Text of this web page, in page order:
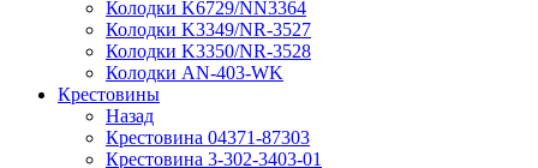
Колодки K6729/NN3364
Колодки K3349/NR-3527
Колодки K3350/NR-3528
Колодки AN-403-WK
Крестовины
Назад
Крестовина 04371-87303
Крестовина 3-302-3403-01